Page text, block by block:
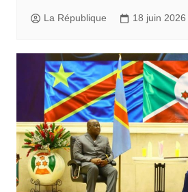
La République 18 juin 2026